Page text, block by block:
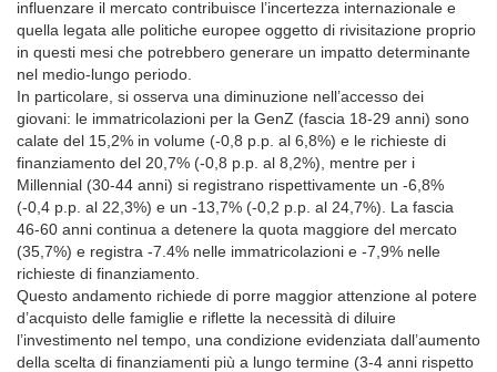
influenzare il mercato contribuisce l’incertezza internazionale e
quella legata alle politiche europee oggetto di rivisitazione proprio
in questi mesi che potrebbero generare un impatto determinante
nel medio-lungo periodo.
In particolare, si osserva una diminuzione nell’accesso dei
giovani: le immatricolazioni per la GenZ (fascia 18-29 anni) sono
calate del 15,2% in volume (-0,8 p.p. al 6,8%) e le richieste di
finanziamento del 20,7% (-0,8 p.p. al 8,2%), mentre per i
Millennial (30-44 anni) si registrano rispettivamente un -6,8%
(-0,4 p.p. al 22,3%) e un -13,7% (-0,2 p.p. al 24,7%). La fascia
46-60 anni continua a detenere la quota maggiore del mercato
(35,7%) e registra -7.4% nelle immatricolazioni e -7,9% nelle
richieste di finanziamento.
Questo andamento richiede di porre maggior attenzione al potere
d’acquisto delle famiglie e riflette la necessità di diluire
l’investimento nel tempo, una condizione evidenziata dall’aumento
della scelta di finanziamenti più a lungo termine (3-4 anni rispetto